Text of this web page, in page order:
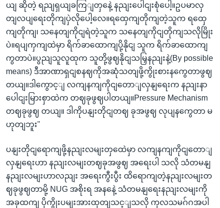
ယျ ဆိုတဲ့ ရညျရှယျခကြျတှနေဲ့ နညျးပေါငျးစုံပေါ့။ဥပမာလှ
တျလပျရေးတိုကျပှဲလိုပေါ့လေ။ရထှေကျတိုကျတဲ့သူက ရထှေ
ကျတိုကျ၊ သနေတျကိုငျရဲတဲ့သူက သနေတျကိုငျတိုကျသလိုမြိုး
ပဲ။ရပျကှကျထဲမှာ ရိက်ခာထောကျပို့နိုငျ သူက ရိက်ခာထောကျ
ကွတာပဲ။ပွညျသူလူထုက သူတို့ဖွဈနိုငျသမြှနညျးနဲ့(By possible
means) ဒီအာဏာရှငျစနဈကိုအဆုံသတျဖို့ကွိုးစားနကွေတာဖွဈ
တယျ။ဒါကွောင့ျ လကျနကျကိုငျတောျလှနျရေးက နညျးနာ
ပေါငျးမြားစှာထဲက တဈခုဖွဈပါတယျ။Pressure Mechanism
တဈခုဖွဈ တယျ။ ဒါကိုပနျးတိုငျတဈ ခုအဖွဈ လုပျနကွေတာ မ
ဟုတျဘူး"
ပနျးတိုငျရောကျဖို့နညျးလမျးတှထေဲမှာ လကျနကျကိုငျတောျ
လှနျရေးဟာ နညျးလမျးတဈခုအဖွဈ အရေးပါ သလို သံတမနျ
နညျးလမျးဟာလညျး အရေးကွီးပွီး ထိရောကျတဲ့နညျးလမျးတ
ဈခုဖွဈတာမို့ NUG အစိုးရ အနနေဲ့ သံတမနျရေးနညျးလမျးကို
အခုထကျ ပိုကွိုးပမျးအားထုတျသင့ျသလို ကုလသမဂ်ဂအပါ